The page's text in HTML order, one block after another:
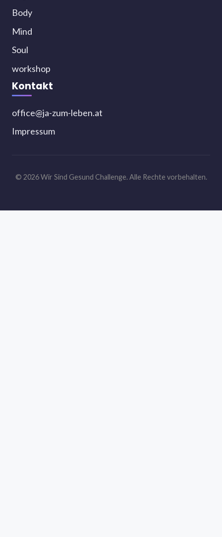
Body
Mind
Soul
workshop
Kontakt
office@ja-zum-leben.at
Impressum
© 2026 Wir Sind Gesund Challenge. Alle Rechte vorbehalten.